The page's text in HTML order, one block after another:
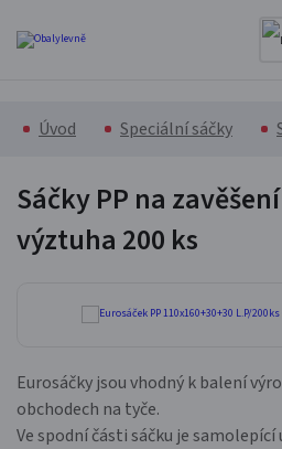
Úvod Speciální sáčky
Sáčky PP na
výztuha 200 ks
Eurosáčky jsou vhodný k balení
obchodech na tyče.
Ve spodní části sáčku je